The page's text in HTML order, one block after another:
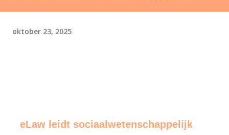
oktober 23, 2025
eLaw leidt sociaalwetenschappelijk